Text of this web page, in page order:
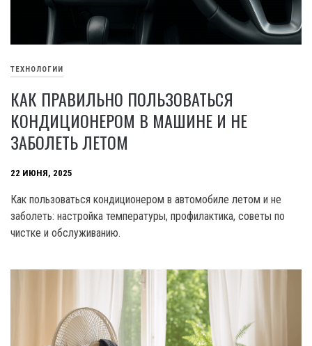
ТЕХНОЛОГИИ
КАК ПРАВИЛЬНО ПОЛЬЗОВАТЬСЯ
КОНДИЦИОНЕРОМ В МАШИНЕ И НЕ
ЗАБОЛЕТЬ ЛЕТОМ
22 ИЮНЯ, 2025
Как пользоваться кондиционером в автомобиле летом и не
заболеть: настройка температуры, профилактика, советы по
чистке и обслуживанию.